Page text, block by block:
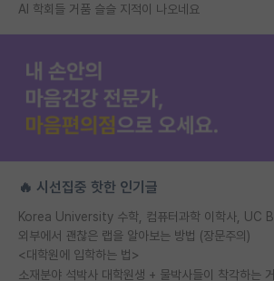
AI 학회들 거품 슬슬 지적이 나오네요
🔥 시선집중 핫한 인기글
외부에서 괜찮은 랩을 알아보는 방법 (장문주의)
<대학원에 입학하는 법>
소재분야 석박사 대학원생 + 물박사들이 착각하는 거